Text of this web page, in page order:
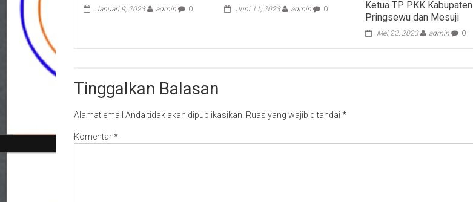
Januari 9, 2023 admin 0 Juni 11, 2023 admin 0
Ketua TP. PKK Kabupaten
Pringsewu dan Mesuji
Mei 22, 2023 admin 0
Tinggalkan Balasan
Alamat email Anda tidak akan dipublikasikan. Ruas yang wajib ditandai *
Komentar*